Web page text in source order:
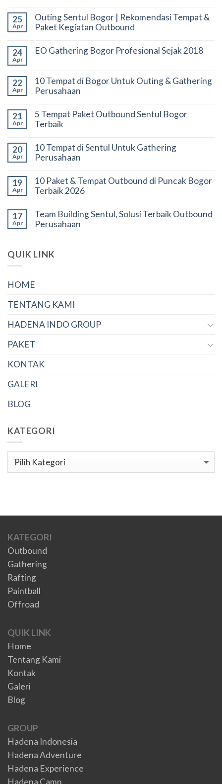
25
Apr
Outing Sentul Bogor | Rekomendasi Tempat &
Paket Kegiatan Outbound
24
Apr
EO Gathering Bogor Profesional Sejak 2018
22
Apr
10 Tempat di Bogor Untuk Outing & Gathering
Perusahaan
21
Apr
5 Tempat Paket Outbound Sentul Bogor
Terbaik
20
Apr
10 Tempat di Sentul Untuk Gathering
Perusahaan
19
Apr
10 Paket & Tempat Outbound di Puncak Bogor
Terbaik 2026
17
Apr
Team Building Sentul, Solusi Terbaik Outbound
Perusahaan
QUIK LINK
HOME
TENTANG KAMI
HADENA INDO GROUP
PAKET
KONTAK
GALERI
BLOG
KATEGORI
Kategori
KATEGORI
Outbound
Gathering
Rafting
Paintball
Offroad
QUIK LINK
Home
Tentang Kami
Kontak
Galeri
Blog
GROUP
Hadena Indonesia
Hadena Adventure
Hadena Experience
Hadena Camp